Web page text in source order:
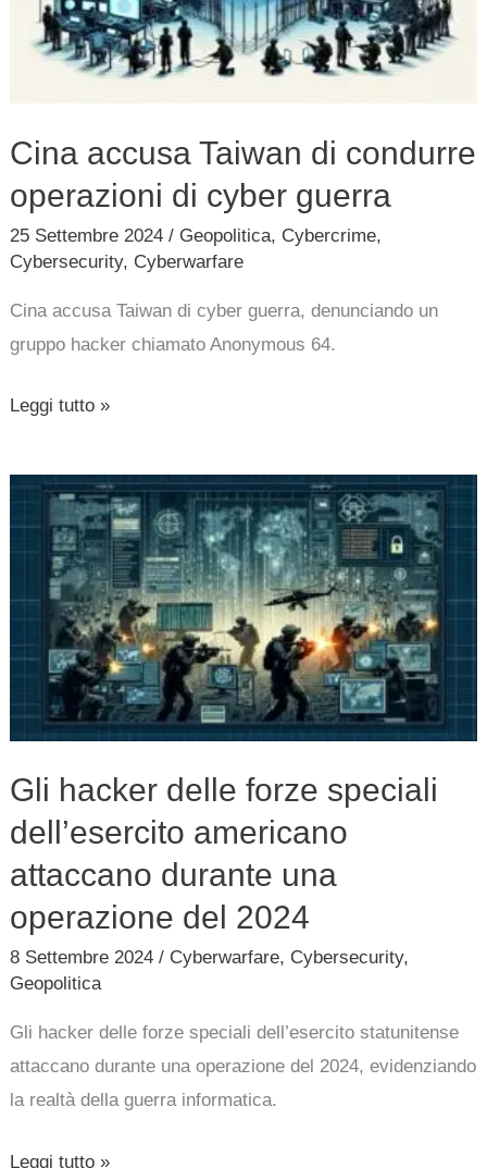
Cina accusa Taiwan di condurre
operazioni di cyber guerra
25 Settembre 2024/ Geopolitica, Cybercrime,
Cybersecurity, Cyberwarfare
Cina accusa Taiwan di cyber guerra, denunciando un
gruppo hacker chiamato Anonymous 64.
operazioni
Leggi tutto »
Gli hacker delle forze speciali
dell’esercito americano
attaccano durante una
operazione del 2024
8 Settembre 2024/ Cyberwarfare, Cybersecurity,
Geopolitica
Gli hacker delle forze speciali dell’esercito statunitense
attaccano durante una operazione del 2024, evidenziando
la realtà della guerra informatica.
hacker
forze
speciali
dell’esercito
americano
attaccano
una
operazione
del
Leggi tutto »